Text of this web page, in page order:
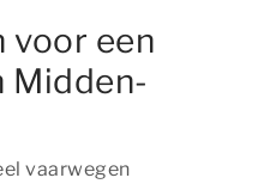
voor een
Midden-
vaarwegen